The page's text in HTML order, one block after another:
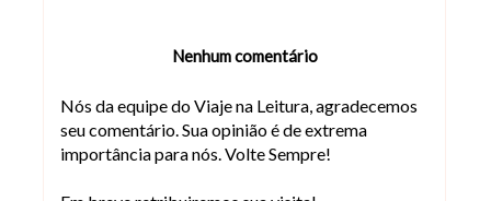
Nenhum comentário
Nós da equipe do Viaje na Leitura, agradecemos
seu comentário. Sua opinião é de extrema
importância para nós. Volte Sempre!